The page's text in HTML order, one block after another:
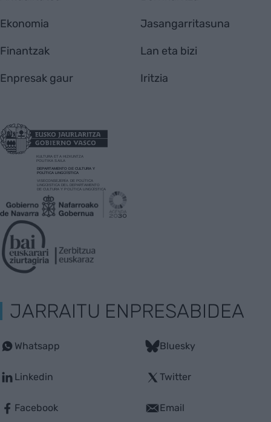
Ekonomia
Finantzak
Enpresak gaur
Jasangarritasuna
Lan eta bizi
Iritzia
JARRAITU ENPRESABIDEA
Whatsapp
Linkedin
Facebook
Bluesky
Twitter
Email